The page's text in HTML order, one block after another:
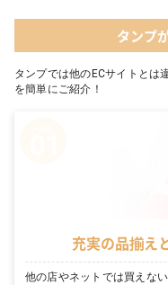
タンプ
タンプでは他のECサイトとは
を簡単にご紹介！
充実の品揃え
他の店やネットでは買えな